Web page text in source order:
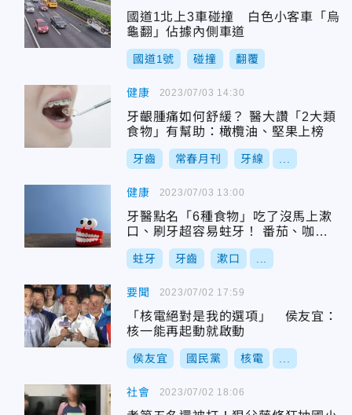
國道1北上3車碰撞 白色小客車「烏
龜翻」佔據內側車道
國道1號 碰撞 翻覆
健康
牙齦腫痛如何舒緩？ 醫大讚「2大類
食物」有幫助：橄欖油、堅果上榜
牙齒 常春月刊 牙線
2023/07/03 14:30
健康
牙醫點名「6種食物」吃了沒馬上漱
口、刷牙超容易蛀牙！ 番茄、咖啡
都中
蛀牙 牙齒 漱口
2023/07/03 13:00
要聞
「核電絕對是我的選項」 侯友宜：
核一能再起動就啟動
侯友宜 國民黨 核電
2023/07/02 17:59
社會 2023/07/02 18:06